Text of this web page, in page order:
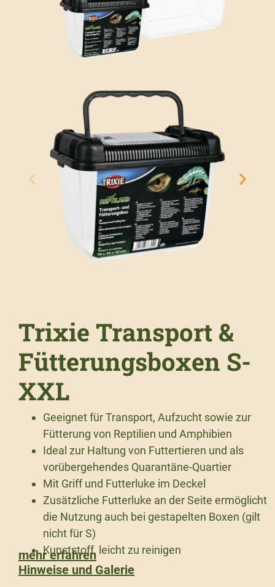
Trixie Transport &
Fütterungsboxen S-
XXL
Geeignet für Transport, Aufzucht sowie zur
Fütterung von Reptilien und Amphibien
Ideal zur Haltung von Futtertieren und als
vorübergehendes Quarantäne-Quartier
Mit Griff und Futterluke im Deckel
Zusätzliche Futterluke an der Seite ermöglicht
die Nutzung auch bei gestapelten Boxen (gilt
nicht für S)
Kunststoff, leicht zu reinigen
mehr erfahren
Hinweise und Galerie